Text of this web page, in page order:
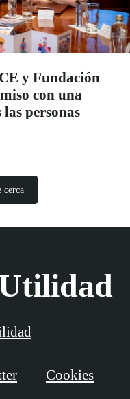
y Fundación
con una
personas
cerca
Cookies